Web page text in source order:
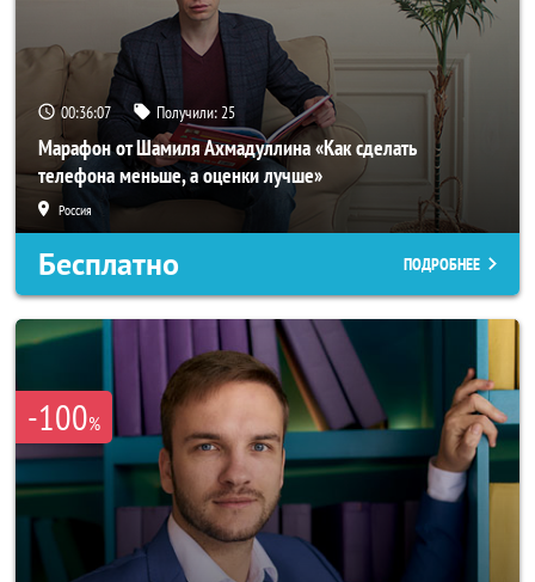
00:36:04 Получили:25
Марафон от Шамиля Ахмадуллина «Как сделать
телефона меньше, а оценки лучше»
Россия
Бесплатно ПОДРОБНЕЕ
-100%